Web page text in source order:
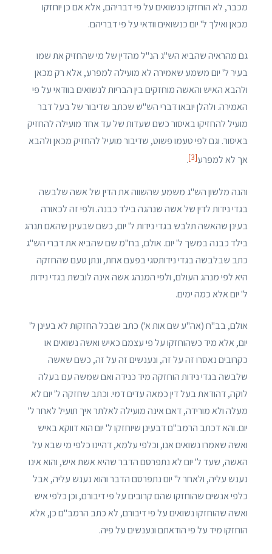
מכבר, לא הוחזקו כנשואים על פי דבריהם, אלא אם כן יוחזקו
מכאן ואילך ל' יום כנשואים וודאי על פי דבריהם.
גם מהראיה שהביא הש"ג הנ"ל מהדין של מי שהחזיק את שמו
בעיר ל' יום משמע שאמירה לא מועילה למפרע, אלא רק מכאן
ולהבא האיש והאשה מוחזקים בין הבריות לנשואים בוודאי על פי
האמירה. ולהלן יובאו דברי הש"ש שכתב שדיבור של בעל דבר
מועיל להחזיקו באיסור כשם שעדות של עד אחד מועילה להחזיק
באיסור. וגם לפי טעמו פשוט, שדיבור מועיל להחזיק מכאן ולהבא
אך לא למפרע[3]
.
והנה מלשון הש"ג משמע שהשווה את הדין של אשה שלבשה
בגדי נידות לדין של אשה שנהגה בילד כבנה. ולפי זה לכאורה
בעינן שהאשה תלבש בגדי נידות ל' יום, כשם שבעינן שהאם תנהג
בילד כבנה במשך ל' יום. אולם, בח"מ שם שהביא את דברי הש"ג
כתב שבלבשה בגדי נידותסגי בפעם אחת, ונתן טעם שהחזקה
היא לפי מנהג העולם, ולפי המנהג אשה אינה לובשת בגדי נידות
ל' יום אלא כמה ימים.
אולם, בב"ח (אה"ע שם אות א') כתב שבכל החזקות לא בעינן ל'
יום, אלא מיד כשהוחזקו על פי עצמם כאיש ואשה נשואים או
כקרובים נאסרו זה על זה, ונענשים זה על זה, כשם שאשה
שלבשה בגדי נידות הוחזקה מיד כנידה ואם שמשה עם בעלה
לוקה, דהודאת בעל דין כמאה עדים דמי. וכתב שחזקה ל' יום לא
מעלה ולא מורידה, דאם אינה מועילה לאלתר איך תועיל לאחר ל'
יום. והא דכתב הרמב"ם דבעינן שיוחזקו ל' יום הוא דווקא באיש
ואשה שאמרו נשואים אנו, וכלפי עלמא, דהיינו כלפי מי שבא על
האשה, שעד ל' יום לא נתפרסם הדבר שהיא אשת איש, והוא אינו
נענש עליה, ולאחר ל' יום נתפרסם הדבר והוא נענש עליה, אבל
כלפי אנשים שהוחזקו שהם קרובים על פי דיבורם, וכן כלפי איש
ואשה שהוחזקו נשואים על פי דיבורם, לא כתב הרמב"ם כן, אלא
הוחזקו מיד על פי הודאתם ונענשים על פיה.